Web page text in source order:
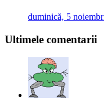
duminică, 5
Ultimele comentarii